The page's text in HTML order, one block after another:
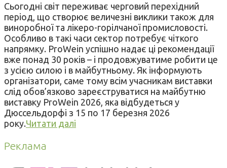
Сьогодні світ переживає черговий перехідний
період, що створює величезні виклики також для
виноробної та лікеро-горілчаної промисловості.
Особливо в такі часи сектор потребує чіткого
напрямку. ProWein успішно надає ці рекомендації
вже понад 30 років – і продовжуватиме робити це
з усією силою і в майбутньому. Як інформують
організатори, саме тому всім учасникам виставки
слід обов’язково зареєструватися на майбутню
виставку ProWein 2026, яка відбудеться у
Дюссельдорфі з 15 по 17 березня 2026
року.Читати далі
Реклама